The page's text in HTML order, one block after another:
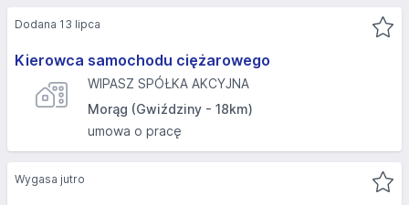
Kierowca samochodu ciężarowego
WIPASZ SPÓŁKA AKCYJNA
Morąg (Gwiździny - 18km)
umowa o pracę
Dodana 13 lipca
Wygasa jutro